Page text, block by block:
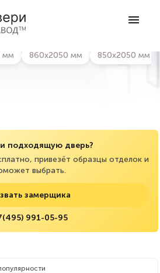
в Зарайске
мм 860х2050 мм 850х2050 мм
подходящую дверь?
привезёт образцы отделок и
выбрать.
замерщика
991-05-95